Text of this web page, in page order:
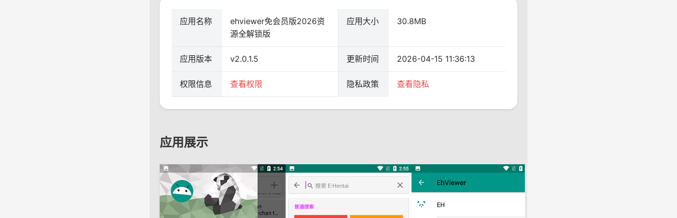
应用名称
ehviewer免会员版2026资
源全解锁版
应用大小 30.8MB
应用版本 v2.0.1.5 更新时间 2026-04-15 11:36:13
权限信息 查看权限 隐私政策 查看隐私
应用展示